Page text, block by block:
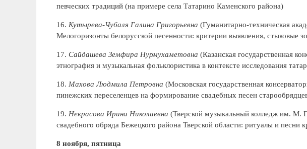
певческих традиций (на примере села Татарино Каменского района)
16. Кутырева-Чубаля Галина Григорьевна (Гуманитарно-техническая
Мелогоризонты белорусской песенности: критерии выявления, стыковые
17. Сайдашева Земфира Нурмухаметовна (Казанская государственная
этнография и музыкальная фольклористика в контексте исследования
18. Махова Людмила Петровна (Московская государственная
пинежских переселенцев на формирование свадебных песен
19. Некрасова Ирина Николаевна (Тверской музыкальный колледж им. М.
свадебного обряда Бежецкого района Тверской области: ритуалы и песни
8 ноября, пятница